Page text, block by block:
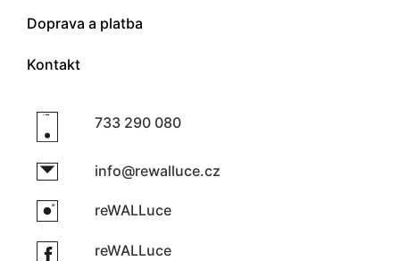
Doprava a platba
Kontakt
733 290 080
info@rewalluce.cz
reWALLuce
reWALLuce